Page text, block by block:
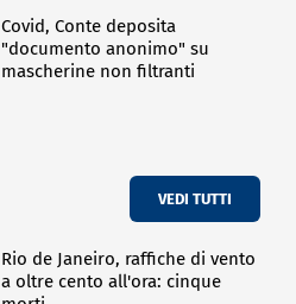
Covid, Conte deposita
"documento anonimo" su
mascherine non filtranti
VEDI TUTTI
Rio de Janeiro, raffiche di vento
a oltre cento all'ora: cinque